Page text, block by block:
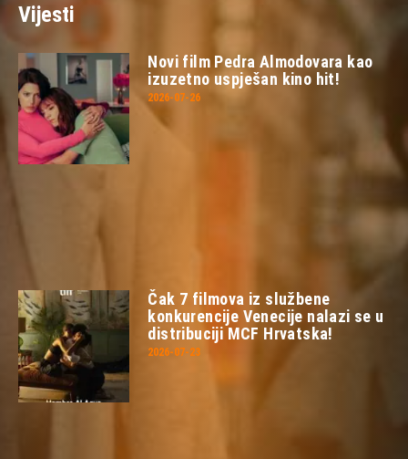
Vijesti
Novi film Pedra Almodovara kao
izuzetno uspješan kino hit!
2026-07-26
Čak 7 filmova iz službene
konkurencije Venecije nalazi se u
distribuciji MCF Hrvatska!
2026-07-23